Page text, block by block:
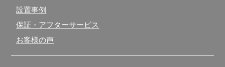
設置事例
保証・アフターサービス
お客様の声